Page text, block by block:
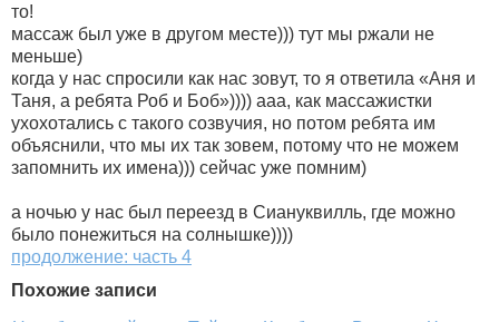
то!
массаж был уже в другом месте))) тут мы ржали не
меньше)
когда у нас спросили как нас зовут, то я ответила «Аня и
Таня, а ребята Роб и Боб»)))) ааа, как массажистки
ухохотались с такого созвучия, но потом ребята им
объяснили, что мы их так зовем, потому что не можем
запомнить их имена))) сейчас уже помним)
а ночью у нас был переезд в Сиануквилль, где можно
было понежиться на солнышке))))
продолжение: часть 4
Похожие записи